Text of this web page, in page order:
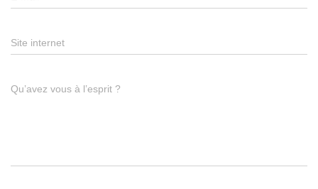
Site internet
Qu’avez vous à l’esprit ?